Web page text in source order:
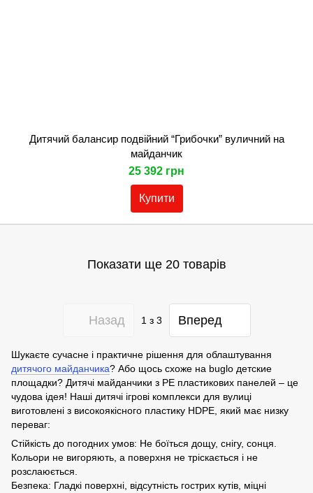
Дитячий балансир подвійний “Грибочки” вуличний на
майданчик
25 392 грн
Купити
Показати ще 20 товарів
Назад 1 з 3 Вперед
Шукаєте сучасне і практичне рішення для облаштування
дитячого майданчика? Або щось схоже на buglo детские
площадки? Дитячі майданчики з PE пластикових панелей – це
чудова ідея! Наші дитячі ігрові комплекси для вулиці
виготовлені з високоякісного пластику HDPE, який має низку
переваг:
Стійкість до погодних умов: Не боїться дощу, снігу, сонця.
Кольори не вигоряють, а поверхня не тріскається і не
розслаюється.
Безпека: Гладкі поверхні, відсутність гострих кутів, міцні